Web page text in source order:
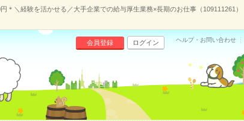
＊＼経験を活かせる／大手企業での給与厚生業務×長期のお仕事（109111261）
会員登録 ログイン ヘルプ・お問い合わせ